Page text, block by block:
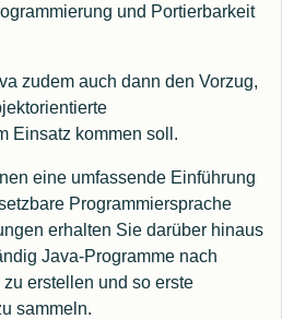
und Portierbarkeit
zudem auch dann den Vorzug,
Einsatz kommen soll.
eine umfassende Einführung
Programmiersprache
erhalten Sie darüber hinaus
Java-Programme nach
erstellen und so erste
sammeln.